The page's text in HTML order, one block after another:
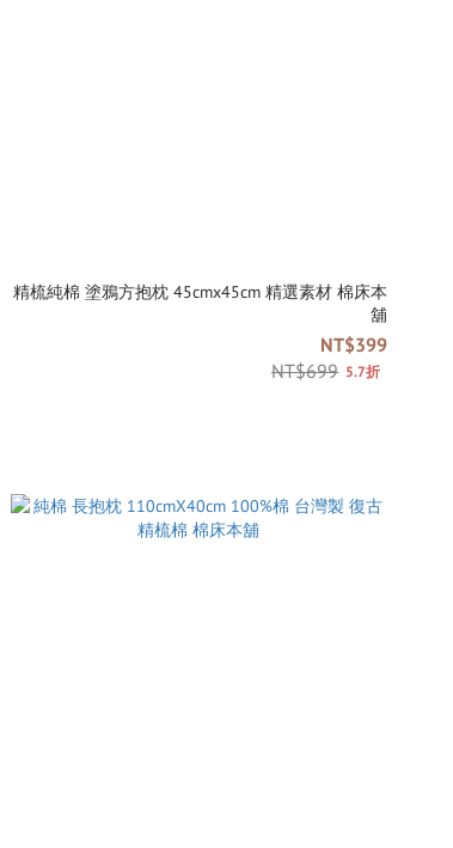
精梳純棉 塗鴉方抱枕 45cmx45cm 精選素材 棉床本
舖
NT$399
NT$699 5.7折